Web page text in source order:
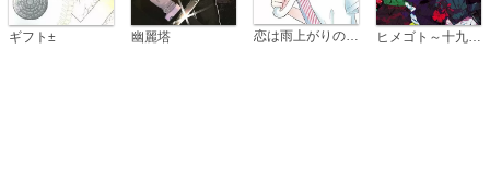
ギフト± 幽麗塔 恋は雨上がりのように